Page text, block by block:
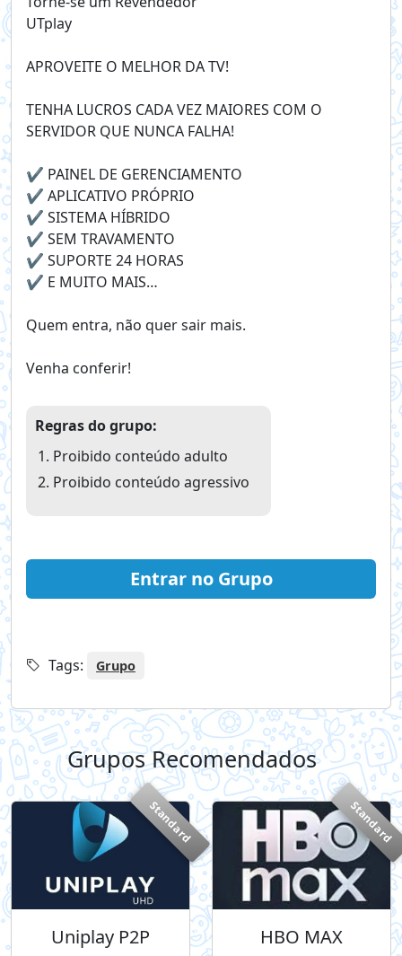
UTplay
APROVEITE O MELHOR DA TV!
TENHA LUCROS CADA VEZ MAIORES COM O
SERVIDOR QUE NUNCA FALHA!
✔️ PAINEL DE GERENCIAMENTO
✔️ APLICATIVO PRÓPRIO
✔️ SISTEMA HÍBRIDO
✔️ SEM TRAVAMENTO
✔️ SUPORTE 24 HORAS
✔️ E MUITO MAIS…
Quem entra, não quer sair mais.
Venha conferir!
Regras do grupo:
Proibido conteúdo adulto
Proibido conteúdo agressivo
Entrar no Grupo
Tags: Grupo
Grupos Recomendados+
Standard
Uniplay P2P
Standard
HBO MAX